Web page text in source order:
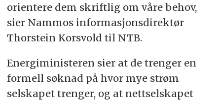
orientere dem skriftlig om våre behov,
sier Nammos informasjonsdirektør
Thorstein Korsvold til NTB.
Energiministeren sier at de trenger en
formell søknad på hvor mye strøm
selskapet trenger, og at nettselskapet